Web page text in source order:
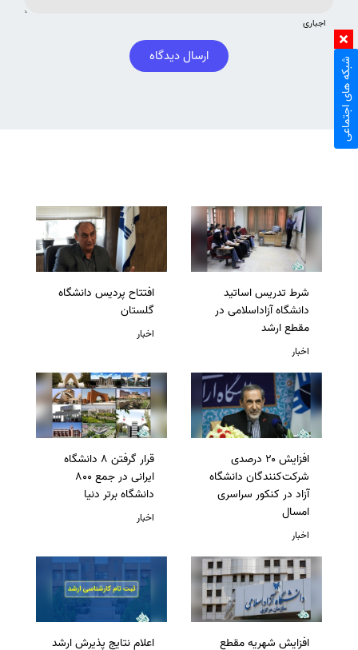
اجباری
ارسال دیدگاه
شرط تدریس اساتید
دانشگاه آزاداسلامی در
مقطع ارشد
اخبار
افتتاح پردیس دانشگاه
گلستان
اخبار
افزایش ۲۰ درصدی
شرکت‌کنندگان دانشگاه
آزاد در کنکور سراسری
امسال
اخبار
قرار گرفتن 8 دانشگاه
ایرانی در جمع 800
دانشگاه برتر دنیا
اخبار
افزایش شهریه مقطع
اعلام نتایج پذیرش ارشد
شبکه های اجتماعی